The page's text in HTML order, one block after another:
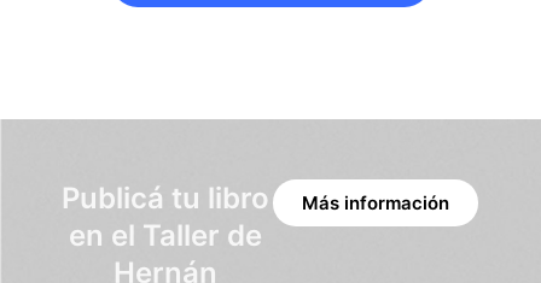
Publicá tu libro
en el Taller de
Hernán
Más información